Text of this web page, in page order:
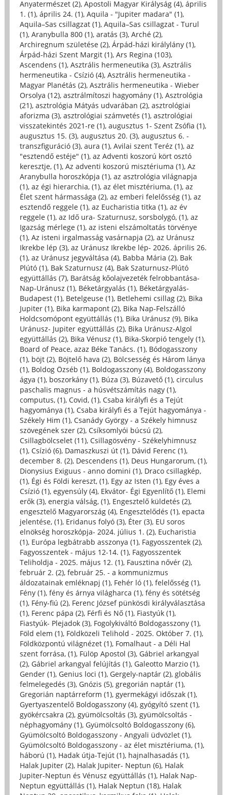
Anyatermészet (2), Apostoli Magyar Királyság (4), április
1. (1), április 24. (1), Aquila - "Jupiter madara" (1),
Aquila–Sas csillagzat (1), Aquila–Sas csillagzat - Turul
(1), Aranybulla 800 (1), aratás (3), Arché (2),
Archiregnum születése (2), Árpád-házi királylány (1),
Árpád-házi Szent Margit (1), Ars Regina (103),
Ascendens (1), Asztrális hermeneutika (3), Asztrális
hermeneutika - Csízió (4), Asztrális hermeneutika -
Magyar Planétás (2), Asztrális hermeneutika - Wieber
Orsolya (12), asztrálmítoszi hagyomány (1), Asztrológia
(21), asztrológia Mátyás udvarában (2), asztrológiai
aforizma (3), asztrológiai számvetés (1), asztrológiai
visszatekintés 2021-re (1), augusztus 1- Szent Zsófia (1),
augusztus 15. (3), augusztus 20. (3), augusztus 6. -
transzfiguráció (3), aura (1), Avilai szent Teréz (1), az
"esztendő estéje" (1), az Adventi koszorú kört osztó
keresztje, (1), Az adventi koszorú misztériuma (1), Az
Aranybulla horoszkópja (1), az asztrológia világnapja
(1), az égi hierarchia, (1), az élet misztériuma, (1), az
Élet szent hármassága (2), az emberi felelősség (1), az
esztendő reggele (1), az Eucharistia titka (1), az év
reggele (1), az Idő ura- Szaturnusz, sorsbolygó, (1), az
Igazság mérlege (1), az isteni elszámoltatás törvénye
(1), Az isteni irgalmasság vasárnapja (2), az Uránusz
Ikrekbe lép (3), az Uránusz Ikrekbe lép- 2026. április 26.
(1), az Uránusz jegyváltása (4), Babba Mária (2), Bak
Plútó (1), Bak Szaturnusz (4), Bak Szaturnusz-Plútó
együttállás (7), Barátság kőolajvezeték felrobbantása-
Nap-Uránusz (1), Béketárgyalás (1), Béketárgyalás-
Budapest (1), Betelgeuse (1), Betlehemi csillag (2), Bika
Jupiter (1), Bika karmapont (2), Bika Nap-Felszálló
Holdcsomópont együttállás (1), Bika Uránusz (9), Bika
Uránusz- Jupiter együttállás (2), Bika Uránusz-Algol
együttállás (2), Bika Vénusz (1), Bika-Skorpió tengely (1),
Board of Peace, azaz Béke Tanács. (1), Bódogasszony
(1), böjt (2), Böjtelő hava (2), Bölcsesség és Három lánya
(1), Boldog Özséb (1), Boldogasszony (4), Boldogasszony
ágya (1), boszorkány (1), Búza (3), Búzavető (1), circulus
paschalis magnus - a húsvétszámítás nagy (1),
computus, (1), Covid, (1), Csaba királyfi és a Tejút
hagyománya (1), Csaba királyfi és a Tejút hagyománya -
Székely Him (1), Csanády György - a Székely himnusz
szövegének szer (2), Csíksomlyói búcsú (2),
Csillagbölcselet (11), Csillagösvény - Székelyhimnusz
(1), Csízió (6), Damaszkuszi út (1), Dávid Ferenc (1),
december 8. (2), Descendens (1), Deus Hungarorum, (1),
Dionysius Exiguus - anno domini (1), Draco csillagkép,
(1), Égi és Földi kereszt, (1), Egy az Isten (1), Egy éves a
Csízió (1), egyensúly (4), Ekvátor- Égi Egyenlítő (1), Elemi
erők (3), energia válság, (1), Engesztelő küldetés (2),
engesztelő Magyarország (4), Engesztelődés (1), epacta
jelentése, (1), Eridanus folyó (3), Éter (3), EU soros
elnökség horoszkópja- 2024. július 1. (2), Eucharistia
(1), Európa legbátrabb asszonya (1), Fagyosszentek (2),
Fagyosszentek - május 12-14. (1), Fagyosszentek
Teliholdja - 2025. május 12. (1), Fausztina nővér (2),
február 2. (2), február 25. - a kommunizmus
áldozatainak emléknapj (1), Fehér ló (1), felelősség (1),
Fény (1), fény és árnya világharca (1), fény és sötétség
(1), Fény-fiú (2), Ferenc József pünkösdi királyválasztása
(1), Ferenc pápa (2), Férfi és Nő (1), Fiastyúk (1),
Fiastyúk- Plejadok (3), Fogolykiváltó Boldogasszony (1),
Föld elem (1), Földközeli Telihold - 2025. Október 7. (1),
Földközpontú világnézet (1), Fomalhaut - a Déli Hal
szent forrása, (1), Fülöp Apostol (3), Gábriel arkangyal
(2), Gábriel arkangyal felújítás (1), Galeotto Marzio (1),
Gender (1), Genius loci (1), Gergely-naptár (2), globális
felmelegedés (3), Gnózis (5), gregorián naptár (1),
Gregorián naptárreform (1), gyermekágyi időszak (1),
Gyertyaszentelő Boldogasszony (4), gyógyító szent (1),
gyökércsakra (2), gyümölcsoltás (3), gyümölcsoltás -
néphagyomány (1), Gyümölcsoltó Boldogasszony (6),
Gyümölcsoltó Boldogasszony - Angyali üdvözlet (1),
Gyümölcsoltó Boldogasszony - az élet misztériuma, (1),
háború (1), Hadak útja-Tejút (1), hajnalhasadás (1),
Halak Jupiter (2), Halak Jupiter- Neptun (6), Halak
Jupiter-Neptun és Vénusz együttállás (1), Halak Nap-
Neptun együttállás (1), Halak Neptun (18), Halak